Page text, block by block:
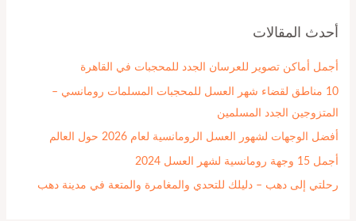
ث
ن
:
أحدث المقالات
أجمل أماكن تصوير للعرسان الجدد للمحجبات في القاهرة
10 مناطق لقضاء شهر العسل للمحجبات المسلمات رومانسي –
المتزوجين الجدد المسلمين
أفضل الوجهات لشهور العسل الرومانسية لعام 2026 حول العالم
أجمل 15 وجهة رومانسية لشهر العسل 2024
رحلتي إلى دهب – دليلك للتحدي والمغامرة والمتعة في مدينة دهب